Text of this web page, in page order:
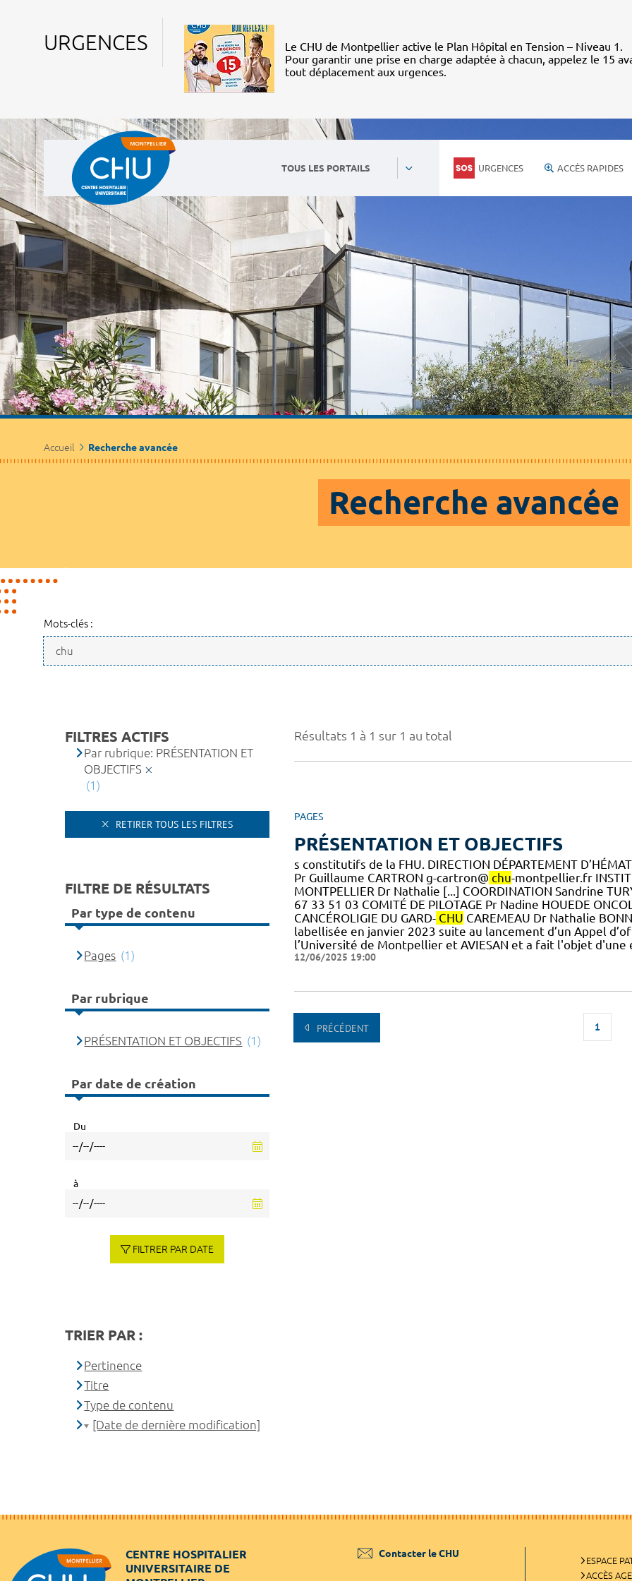
URGENCES
Le CHU de Montpellier active le Plan Hôpital en Tension – Niveau 1.
Pour garantir une prise en charge adaptée à chacun, appelez le 15
tout déplacement aux urgences.
TOUS LES PORTAILS URGENCES ACCÈS RAPIDES
Accueil Recherche avancée
Recherche avancée
Mots-clés :
Résultats 1 à 1 sur 1 au total
PAGES
PRÉSENTATION ET OBJECTIFS
s constitutifs de la FHU. DIRECTION DÉPARTEMENT
Pr Guillaume CARTRON g-cartron@ chu-montpellier.fr
MONTPELLIER Dr Nathalie [...] COORDINATION Sandrine
67 33 51 03 COMITÉ DE PILOTAGE Pr Nadine HOUEDE
CANCÉROLIGIE DU GARD- CHU CAREMEAU Dr Nathalie
labellisée en janvier 2023 suite au lancement d’un Appel
l’Université de Montpellier et AVIESAN et a fait l'objet d'une
12/06/2025 19:00
PRÉCÉDENT 1
FILTRES ACTIFS
Par rubrique: PRÉSENTATION ET
OBJECTIFS
(1)
RETIRER TOUS LES FILTRES
FILTRE DE RÉSULTATS
Par type de contenu
Pages (1)
Par rubrique
PRÉSENTATION ET OBJECTIFS (1)
Par date de création
Du
à
FILTRER PAR DATE
TRIER PAR :
Pertinence
Titre
Type de contenu
[Date de dernière modification]
CENTRE HOSPITALIER
UNIVERSITAIRE DE
Contacter le CHU
ESPACE
ACCÈS